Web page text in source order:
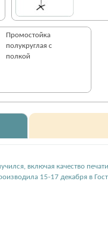
Промостойка
полукруглая с
полкой
включая качество
15-17 декабря в